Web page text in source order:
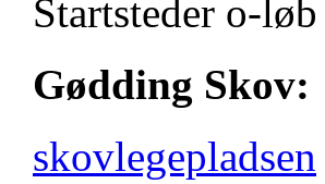
Startsteder o-løb
Gødding Skov:
skovlegepladsen